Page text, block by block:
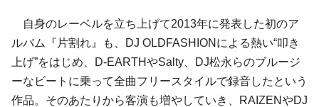
自身のレーベルを立ち上げて2013年に発表した初のア
ルバム『片割れ』も、DJ OLDFASHIONによる熱い“叩き
上げ”をはじめ、D-EARTHやSalty、DJ松永らのブルージ
ーなビートに乗って全曲フリースタイルで録音したという
作品。そのあたりから客演も増やしていき、RAIZENやDJ